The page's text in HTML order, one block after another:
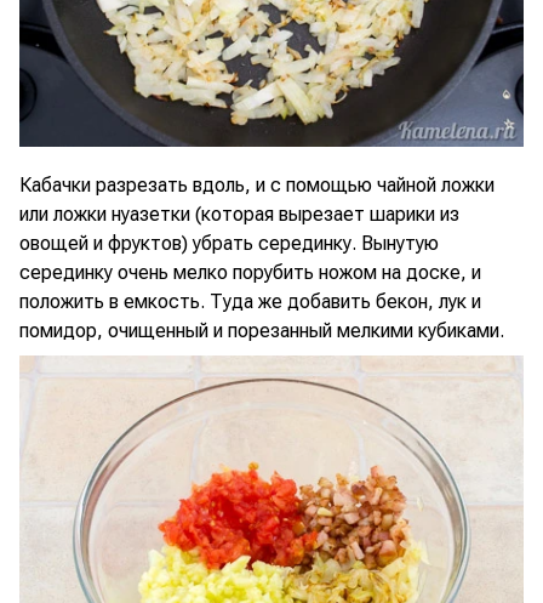
Кабачки разрезать вдоль, и с помощью чайной ложки
или ложки нуазетки (которая вырезает шарики из
овощей и фруктов) убрать серединку. Вынутую
серединку очень мелко порубить ножом на доске, и
положить в емкость. Туда же добавить бекон, лук и
помидор, очищенный и порезанный мелкими кубиками.